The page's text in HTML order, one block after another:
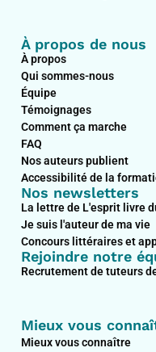
À propos de nous
À propos
Qui sommes-nous
Équipe
Témoignages
Comment ça marche
FAQ
Nos auteurs publient
Accessibilité de la
Nos newsletters
La lettre de L'esprit livre
Je suis l'auteur de ma vie
Concours littéraires et
Rejoindre notre
Recrutement de tuteurs
Mieux vous
Mieux vous connaître